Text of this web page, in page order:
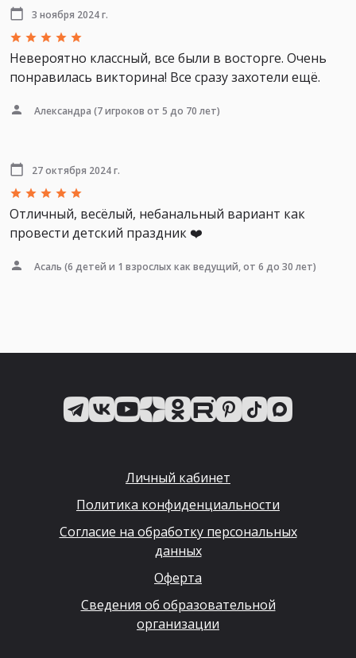
3 ноября 2024 г.
Невероятно классный, все были в восторге. Очень
понравилась викторина! Все сразу захотели ещё.
Александра (7 игроков от 5 до 70 лет)
27 октября 2024 г.
Отличный, весёлый, небанальный вариант как
провести детский праздник ❤️
Асаль (6 детей и 1 взрослых как ведущий, от 6 до 30 лет)
Личный кабинет
Политика конфиденциальности
Согласие на обработку персональных
данных
Оферта
Сведения об образовательной
организации